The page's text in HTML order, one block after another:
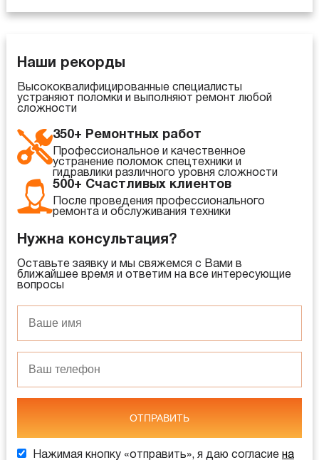
Наши рекорды
Высококвалифицированные специалисты
устраняют поломки и выполняют ремонт любой
сложности
350+ Ремонтных работ
Профессиональное и качественное
устранение поломок спецтехники и
гидравлики различного уровня сложности
500+ Счастливых клиентов
После проведения профессионального
ремонта и обслуживания техники
Нужна консультация?
Оставьте заявку и мы свяжемся с Вами в
ближайшее время и ответим на все интересующие
вопросы
ОТПРАВИТЬ
Нажимая кнопку «отправить», я даю согласие на